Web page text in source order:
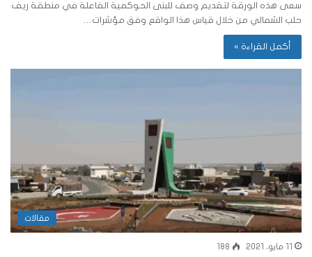
سعى هذه الورقة لتقديم وصف للبنى الحوكمية الفاعلة في منطقة ريف
حلب الشمالي من خلال قياس هذا الواقع وفق مؤشرات…
أكمل القراءة »
مقالات
11 مايو، 2021 188